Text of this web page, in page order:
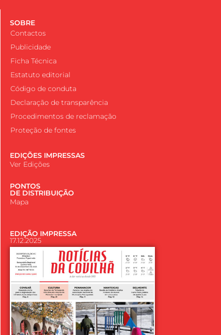
SOBRE
Contactos
Publicidade
Ficha Técnica
Estatuto editorial
Código de conduta
Declaração de transparência
Procedimentos de reclamação
Proteção de fontes
EDIÇÕES IMPRESSAS
Ver Edições
PONTOS
DE DISTRIBUIÇÃO
Mapa
EDIÇÃO IMPRESSA
17.12.2025